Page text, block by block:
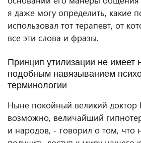
я даже могу определить, какие
использовал тот терапевт, от
все эти слова и фразы.
Принцип утилизации не имеет
подобным навязыванием
терминологии
Ныне покойный великий
возможно, величайший
и народов, - говорил о том, что